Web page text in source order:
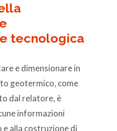
tecnologica
e dimensionare in
geotermico, come
dal relatore, è
informazioni
alla costruzione di